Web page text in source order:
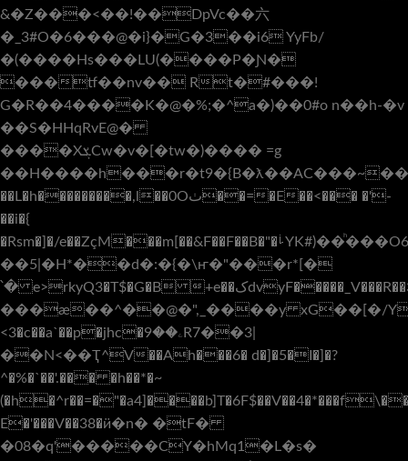
&�Z���<��!��DpVc��六
� _3#O�6���@�i}�G�3��i6 YyFb/
�(����Hs���LU(����P�Ɲ�
���tf��nv�� Rt�#���!
G�R��4����K�@�%;�^a�)��0#o n��h-�v
��S�HHqRvE@�
����XܮCw�v�[�tw�)���� =g
��L�h���������,l��0Oٺ��=�E��<��� �'-
��i�{
�Rsm�]�/e��ZçM���m[��&F��F��B�"�ࡽYK#)��ͪ���O6�Z3�S:�� 9��d��Z[���8p��V2���h
��5|�H*��d�:�{�\ҥ�"���r*[�
���æ��^��@�",_����y xG��[�/
<3�c��a`��p�jhc�ۦ��9R7��3|
��N<��Ҭ^V��Ah���6� d�]�5�I�]�?
^�%�`��'.��� �h��*�~
E�'���V��38�ӥ�n� �tF�
�08�q'�����CY�hMq1�L�s�